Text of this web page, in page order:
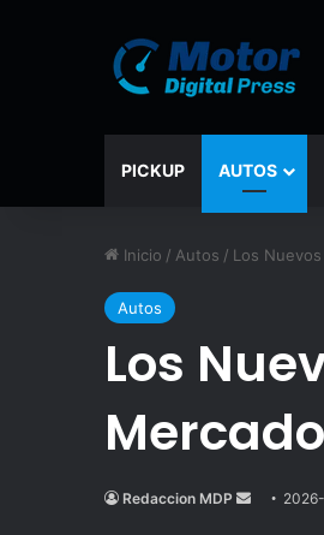
PICKUP AUTOS
Inicio / Autos / Los
Autos
Los
Redaccion MDP
Send